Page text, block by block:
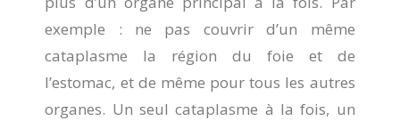
exemple : ne pas couvrir d’un même
cataplasme la région du foie et de
l’estomac, et de même pour tous les autres
organes. Un seul cataplasme à la fois, un